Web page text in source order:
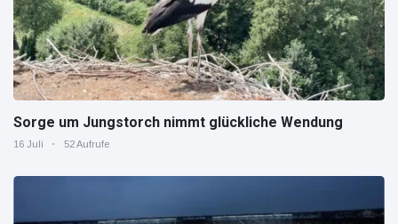
Sorge um Jungstorch nimmt glückliche Wendung
16 Juli 52 Aufrufe